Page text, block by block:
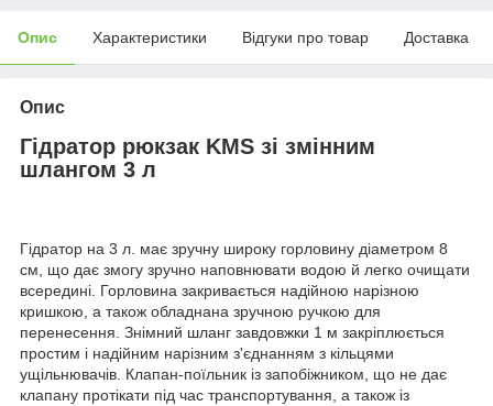
Опис Характеристики Відгуки про товар Доставка
Опис
Гідратор рюкзак KMS зі змінним
шлангом 3 л
Гідратор на 3 л. має зручну широку горловину діаметром 8
см, що дає змогу зручно наповнювати водою й легко очищати
всередині. Горловина закривається надійною нарізною
кришкою, а також обладнана зручною ручкою для
перенесення. Знімний шланг завдовжки 1 м закріплюється
простим і надійним нарізним з'єднанням з кільцями
ущільнювачів. Клапан-поїльник із запобіжником, що не дає
клапану протікати під час транспортування, а також із